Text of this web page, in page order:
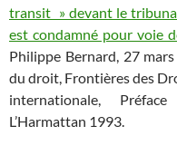
transit » devant le
est condamné pour voie
Philippe Bernard, 27
du droit, Frontières des
internationale,
L’Harmattan 1993.